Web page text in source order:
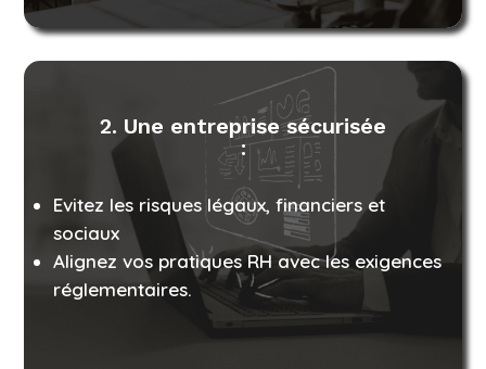
2. Une entreprise sécurisée
:
Evitez les risques légaux, financiers et
sociaux
Alignez vos pratiques RH avec les exigences
réglementaires.